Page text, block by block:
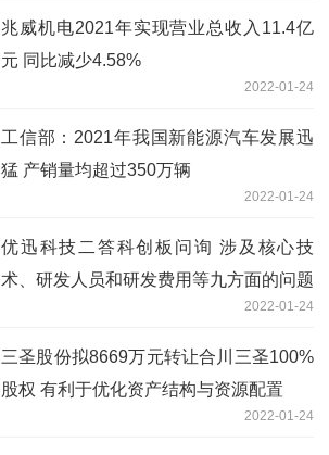
兆威机电2021年实现营业总收入11.4亿
元 同比减少4.58%
2022-01-24
工信部：2021年我国新能源汽车发展迅
猛 产销量均超过350万辆
2022-01-24
优迅科技二答科创板问询 涉及核心技
术、研发人员和研发费用等九方面的问题
2022-01-24
三圣股份拟8669万元转让合川三圣100%
股权 有利于优化资产结构与资源配置
2022-01-24